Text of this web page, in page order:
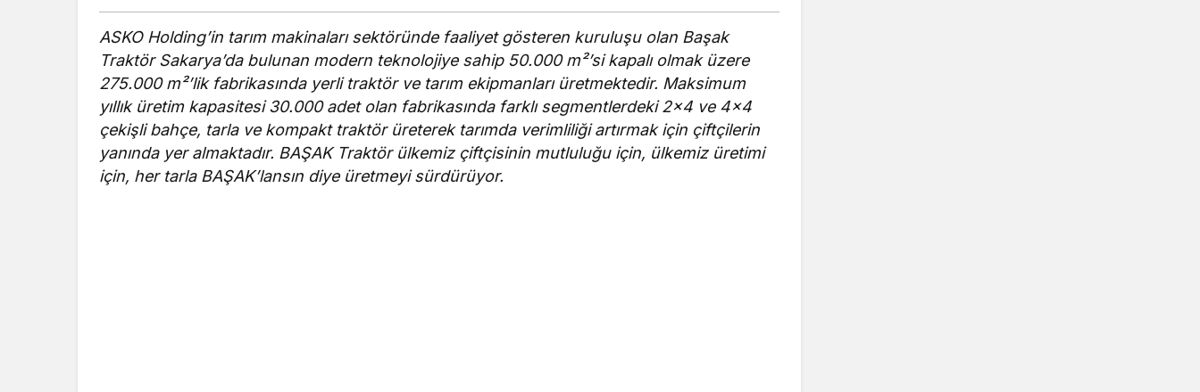
ASKO Holding’in tarım makinaları sektöründe faaliyet gösteren kuruluşu olan Başak
Traktör Sakarya’da bulunan modern teknolojiye sahip 50.000 m²’si kapalı olmak üzere
275.000 m²’lik fabrikasında yerli traktör ve tarım ekipmanları üretmektedir. Maksimum
yıllık üretim kapasitesi 30.000 adet olan fabrikasında farklı segmentlerdeki 2×4 ve 4×4
çekişli bahçe, tarla ve kompakt traktör üreterek tarımda verimliliği artırmak için çiftçilerin
yanında yer almaktadır. BAŞAK Traktör ülkemiz çiftçisinin mutluluğu için, ülkemiz üretimi
için, her tarla BAŞAK’lansın diye üretmeyi sürdürüyor.